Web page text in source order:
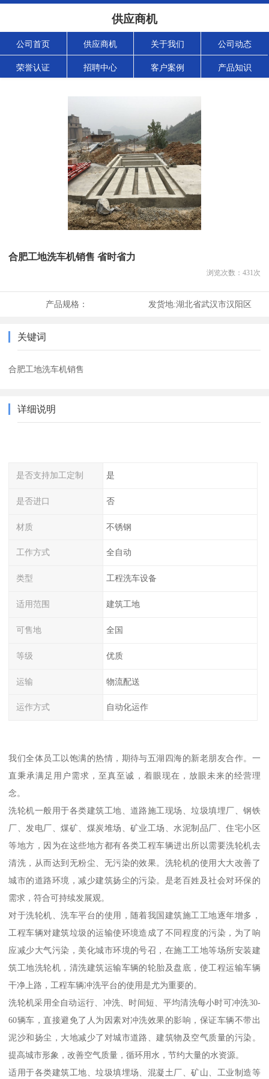
供应商机
公司首页 供应商机 关于我们 公司动态
荣誉认证 招聘中心 客户案例 产品知识
合肥工地洗车机销售 省时省力
浏览次数： 431次
产品规格： 发货地:湖北省武汉市汉阳区
关键词
合肥工地洗车机销售
详细说明
是否支持加工定制 是
是否进口 否
材质 不锈钢
工作方式 全自动
类型 工程洗车设备
适用范围 建筑工地
可售地 全国
等级 优质
运输 物流配送
运作方式 自动化运作
我们全体员工以饱满的热情，期待与五湖四海的新老朋友合作。一
直秉承满足用户需求，至真至诚，着眼现在，放眼未来的经营理
念。
洗轮机一般用于各类建筑工地、道路施工现场、垃圾填埋厂、钢铁
厂、发电厂、煤矿、煤炭堆场、矿业工场、水泥制品厂、住宅小区
等地方，因为在这些地方都有各类工程车辆进出所以需要洗轮机去
清洗，从而达到无粉尘、无污染的效果。洗轮机的使用大大改善了
城市的道路环境，减少建筑扬尘的污染。是老百姓及社会对环保的
需求，符合可持续发展观。
对于洗轮机、洗车平台的使用，随着我国建筑施工工地逐年增多，
工程车辆对建筑垃圾的运输使环境造成了不同程度的污染，为了响
应减少大气污染，美化城市环境的号召，在施工工地等场所安装建
筑工地洗轮机，清洗建筑运输车辆的轮胎及盘底，使工程运输车辆
干净上路，工程车辆冲洗平台的使用是尤为重要的。
洗轮机采用全自动运行、冲洗、时间短、平均清洗每小时可冲洗30-
60辆车，直接避免了人为因素对冲洗效果的影响，保证车辆不带出
泥沙和扬尘，大地减少了对城市道路、建筑物及空气质量的污染。
提高城市形象，改善空气质量，循环用水，节约大量的水资源。
适用于各类建筑工地、垃圾填埋场、混凝土厂、矿山、工业制造等